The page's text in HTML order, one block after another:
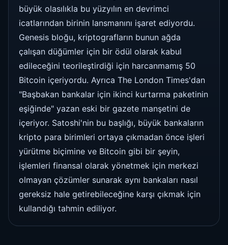
büyük olasılıkla bu yüzyılın en devrimci
icatlarından birinin lansmanını işaret ediyordu.
Genesis bloğu, kriptografların bunun ağda
çalışan düğümler için bir ödül olarak kabul
edileceğini teorileştirdiği için harcanmamış 50
Bitcoin içeriyordu. Ayrıca The London Times'dan
"Başbakan bankalar için ikinci kurtarma paketinin
eşiğinde" yazan eski bir gazete manşetini de
içeriyor. Satoshi'nin bu başlığı, büyük bankaların
kripto para birimleri ortaya çıkmadan önce işleri
yürütme biçimine ve Bitcoin gibi bir şeyin,
işlemleri finansal olarak yönetmek için merkezi
olmayan çözümler sunarak aynı bankaları nasıl
gereksiz hale getirebileceğine karşı çıkmak için
kullandığı tahmin ediliyor.